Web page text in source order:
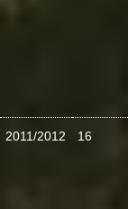
2011/2012 16